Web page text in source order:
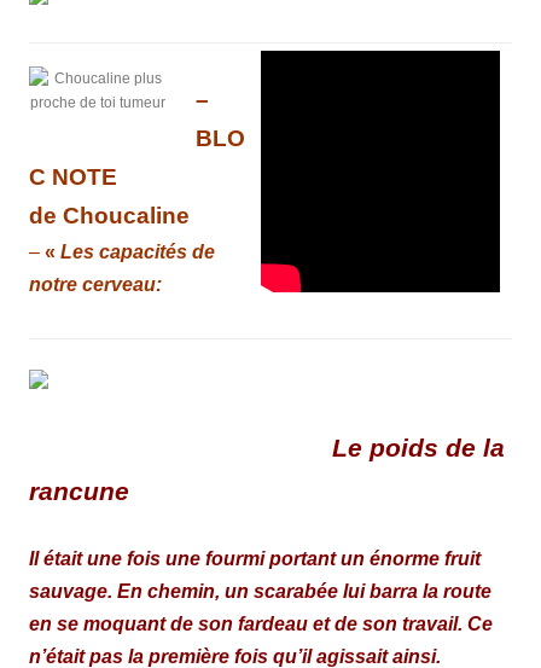
–
BLO
C NOTE
de Choucaline
– « Les capacités de
notre cerveau:
Le poids de la
rancune
Il était une fois une fourmi portant un énorme fruit
sauvage. En chemin, un scarabée lui barra la route
en se moquant de son fardeau et de son travail. Ce
n’était pas la première fois qu’il agissait ainsi.